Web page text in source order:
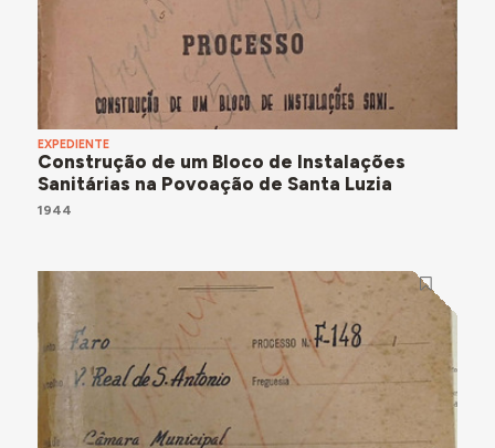
EXPEDIENTE
Construção de um Bloco de Instalações
Sanitárias na Povoação de Santa Luzia
1944